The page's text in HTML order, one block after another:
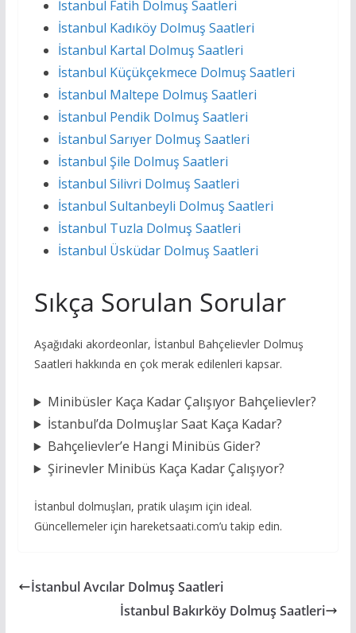
İstanbul Fatih Dolmuş Saatleri
İstanbul Kadıköy Dolmuş Saatleri
İstanbul Kartal Dolmuş Saatleri
İstanbul Küçükçekmece Dolmuş Saatleri
İstanbul Maltepe Dolmuş Saatleri
İstanbul Pendik Dolmuş Saatleri
İstanbul Sarıyer Dolmuş Saatleri
İstanbul Şile Dolmuş Saatleri
İstanbul Silivri Dolmuş Saatleri
İstanbul Sultanbeyli Dolmuş Saatleri
İstanbul Tuzla Dolmuş Saatleri
İstanbul Üsküdar Dolmuş Saatleri
Sıkça Sorulan Sorular
Aşağıdaki akordeonlar, İstanbul Bahçelievler Dolmuş
Saatleri hakkında en çok merak edilenleri kapsar.
Minibüsler Kaça Kadar Çalışıyor Bahçelievler?
İstanbul’da Dolmuşlar Saat Kaça Kadar?
Bahçelievler’e Hangi Minibüs Gider?
Şirinevler Minibüs Kaça Kadar Çalışıyor?
İstanbul dolmuşları, pratik ulaşım için ideal.
Güncellemeler için hareketsaati.com’u takip edin.
İstanbul Avcılar Dolmuş Saatleri
İstanbul Bakırköy Dolmuş Saatleri